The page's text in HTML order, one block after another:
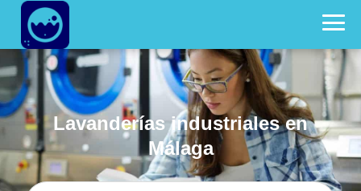
Lavanderías industriales en
Málaga